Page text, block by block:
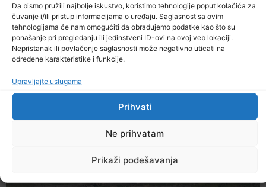
Da bismo pružili najbolje iskustvo, koristimo tehnologije poput kolačića za
čuvanje i/ili pristup informacijama o uređaju. Saglasnost sa ovim
tehnologijama će nam omogućiti da obrađujemo podatke kao što su
ponašanje pri pregledanju ili jedinstveni ID-ovi na ovoj veb lokaciji.
Nepristanak ili povlačenje saglasnosti može negativno uticati na
određene karakteristike i funkcije.
Upravljajte uslugama
Prihvati
Ne prihvatam
Prikaži podešavanja
Ekstremne ljetne temperature teško
pogađaju i životinje
6. Augusta 2026.